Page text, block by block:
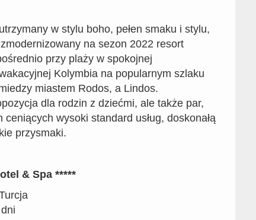
w stylu boho, pełen smaku i stylu,
na sezon 2022 resort
przy plaży w spokojnej
Kolymbia na popularnym szlaku
miastem Rodos, a Lindos.
dla rodzin z dziećmi, ale także par,
ceniących wysoki standard usług, doskonałą
przysmaki.
& Spa *****